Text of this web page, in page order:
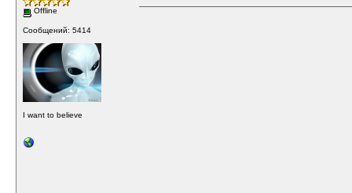
Offline
Сообщений: 5414
I want to believe